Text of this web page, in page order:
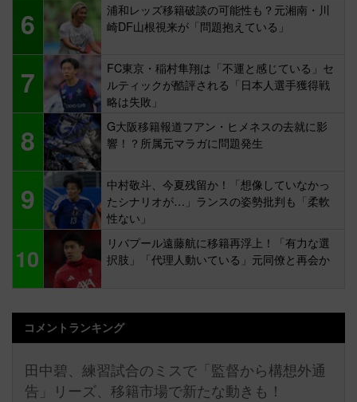
6
浦和レッズ移籍破談の可能性も？元湘南・川
崎DF山根視来が「問題抱えている」
7
FC東京・稲村隼翔は「不運と感じている」セ
ルティックが酷評される「日本人選手獲得戦
略は失敗」
8
G大阪移籍報道フアン・ヒメネスの去就に影
響！？所属元マラガに問題発生
9
中村敬斗、今夏残留か！「想像していなかっ
たシナリオが…」ランスの姿勢批判も「柔軟
性ない」
10
リバプール遠藤航に移籍再浮上！「有力な選
択肢」「代理人動いている」元同僚と再会か
コメントランキング
田中碧、練習試合のミスで「監督から構想外通
告」リーズ、移籍市場で新たな動きも！